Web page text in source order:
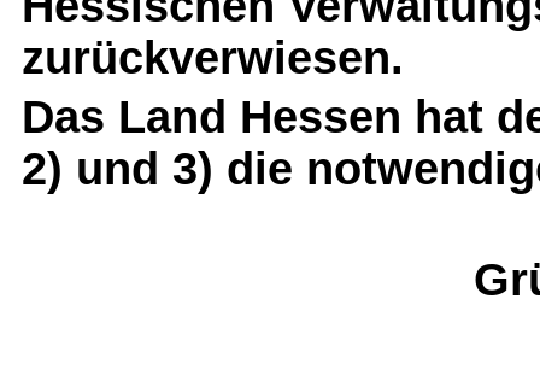
zurückverwiesen.
Das Land Hessen hat
2) und 3) die